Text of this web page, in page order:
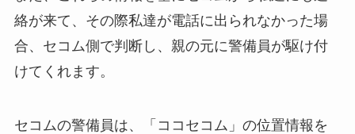
絡が来て、その際私達が電話に出られなかった場
合、セコム側で判断し、親の元に警備員が駆け付
けてくれます。
セコムの警備員は、「ココセコム」の位置情報を